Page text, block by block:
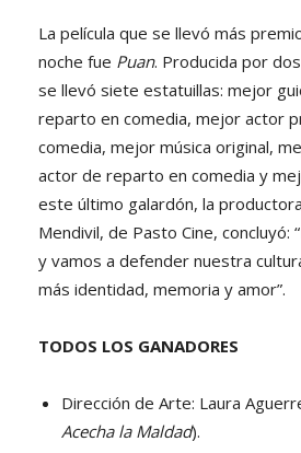
La película que se llevó más
noche fue Puan. Producida por
se llevó siete estatuillas: mejor
reparto en comedia, mejor actor
comedia, mejor música original,
actor de reparto en comedia y
este último galardón, la
Mendivil, de Pasto Cine, concluyó:
y vamos a defender nuestra
más identidad, memoria y amor”.
TODOS LOS GANADORES
Dirección de Arte: Laura
Acecha la Maldad).